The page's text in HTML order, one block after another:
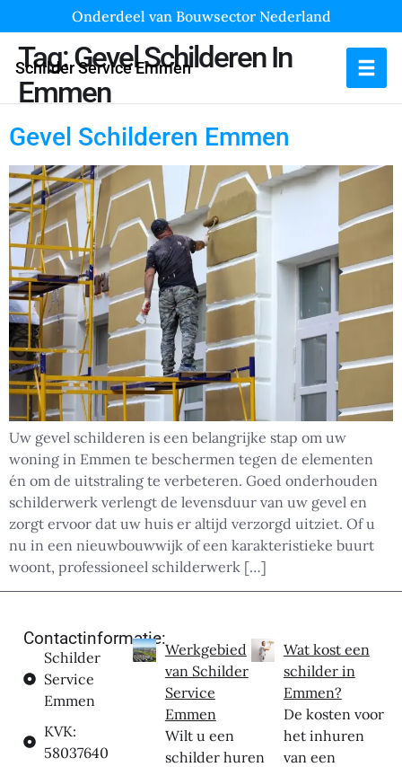
Onderdeel van Bouwsector Nederland
Schilder Service Emmen
Tag:Gevel Schilderen In
Emmen
Gevel Schilderen Emmen
Uw gevel schilderen is een belangrijke stap om uw
woning in Emmen te beschermen tegen de elementen
én om de uitstraling te verbeteren. Goed onderhouden
schilderwerk verlengt de levensduur van uw gevel en
zorgt ervoor dat uw huis er altijd verzorgd uitziet. Of u
nu in een nieuwbouwwijk of een karakteristieke buurt
woont, professioneel schilderwerk […]
Contactinformatie:
Schilder
Service
Emmen
KVK:
58037640
Werkgebied
van Schilder
Service
Emmen
Wilt u een
schilder huren
Wat kost een
schilder in
Emmen?
De kosten voor
het inhuren
van een